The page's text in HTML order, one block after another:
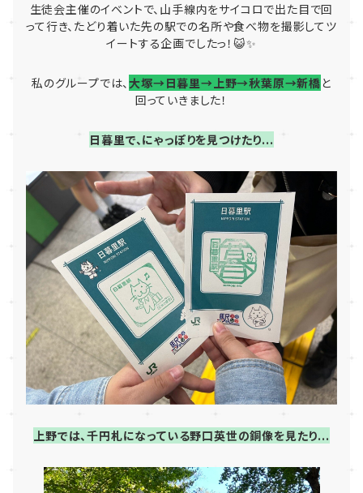
生徒会主催のイベントで、山手線内をサイコロで出た目で回
って行き、たどり着いた先の駅での名所や食べ物を撮影してツ
イートする企画でしたっ！😺✨
私のグループでは、大塚→日暮里→上野→秋葉原→新橋と
回っていきました！
日暮里で、にゃっぽりを見つけたり...
上野では、千円札になっている野口英世の銅像を見たり...